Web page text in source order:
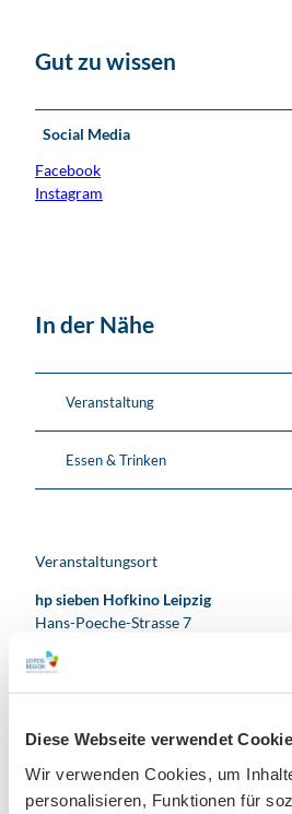
Diese Webseite verwendet
Wir verwenden Cookies, um
personalisieren, Funktionen für
Gut zu wissen
Social Media
Facebook
Instagram
In der Nähe
Veranstaltung
Essen & Trinken
Veranstaltungsort
hp sieben Hofkino Leipzig
Hans-Poeche-Strasse 7
Website
Instagram
Anreise mit öffentlichen Verkehrsmitteln